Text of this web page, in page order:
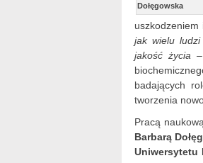
Dołęgowska
jak wielu
jakość życia
badających
tworzenia
Pracą
Barbarą
Uniwersytetu